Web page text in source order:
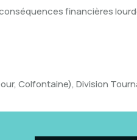
financières
Colfontaine), Division